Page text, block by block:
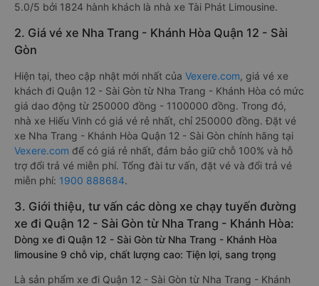
5.0/5 bởi 1824 hành khách là nhà xe Tài Phát Limousine.
2. Giá vé xe Nha Trang - Khánh Hòa Quận 12 - Sài
Gòn
Hiện tại, theo cập nhật mới nhất của Vexere.com, giá vé xe
khách đi Quận 12 - Sài Gòn từ Nha Trang - Khánh Hòa có mức
giá dao động từ 250000 đồng - 1100000 đồng. Trong đó,
nhà xe Hiếu Vinh có giá vé rẻ nhất, chỉ 250000 đồng. Đặt vé
xe Nha Trang - Khánh Hòa Quận 12 - Sài Gòn chính hãng tại
Vexere.com để có giá rẻ nhất, đảm bảo giữ chỗ 100% và hỗ
trợ đổi trả vé miễn phí. Tổng đài tư vấn, đặt vé và đổi trả vé
miễn phí: 1900 888684.
3. Giới thiệu, tư vấn các dòng xe chạy tuyến đường
xe đi Quận 12 - Sài Gòn từ Nha Trang - Khánh Hòa:
Dòng xe đi Quận 12 - Sài Gòn từ Nha Trang - Khánh Hòa
limousine 9 chỗ vip, chất lượng cao: Tiện lợi, sang trọng
Là sản phẩm xe đi Quận 12 - Sài Gòn từ Nha Trang - Khánh